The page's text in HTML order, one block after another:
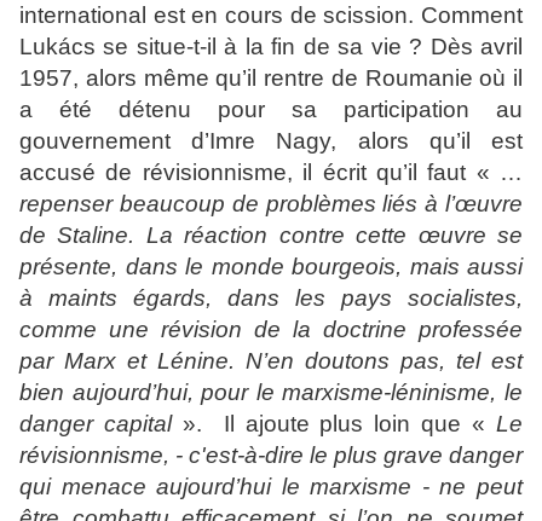
international est en cours de scission. Comment
Lukács se situe-t-il à la fin de sa vie ? Dès avril
1957, alors même qu’il rentre de Roumanie où il
a été détenu pour sa participation au
gouvernement d’Imre Nagy, alors qu’il est
accusé de révisionnisme, il écrit qu’il faut « …
repenser beaucoup de problèmes liés à l’œuvre
de Staline. La réaction contre cette œuvre se
présente, dans le monde bourgeois, mais aussi
à maints égards, dans les pays socialistes,
comme une révision de la doctrine professée
par Marx et Lénine. N’en doutons pas, tel est
bien aujourd’hui, pour le marxisme-léninisme, le
danger capital». Il ajoute plus loin que «Le
révisionnisme, - c'est-à-dire le plus grave danger
qui menace aujourd’hui le marxisme - ne peut